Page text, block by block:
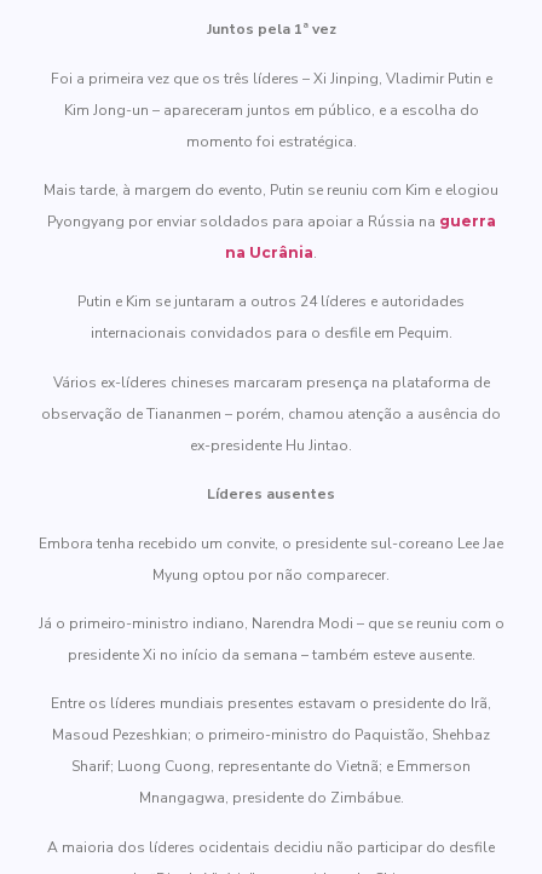
Juntos pela 1ª vez
Foi a primeira vez que os três líderes – Xi Jinping, Vladimir Putin e
Kim Jong-un – apareceram juntos em público, e a escolha do
momento foi estratégica.
Mais tarde, à margem do evento, Putin se reuniu com Kim e elogiou
Pyongyang por enviar soldados para apoiar a Rússia na guerra
na Ucrânia.
Putin e Kim se juntaram a outros 24 líderes e autoridades
internacionais convidados para o desfile em Pequim.
Vários ex-líderes chineses marcaram presença na plataforma de
observação de Tiananmen – porém, chamou atenção a ausência do
ex-presidente Hu Jintao.
Líderes ausentes
Embora tenha recebido um convite, o presidente sul-coreano Lee Jae
Myung optou por não comparecer.
Já o primeiro-ministro indiano, Narendra Modi – que se reuniu com o
presidente Xi no início da semana – também esteve ausente.
Entre os líderes mundiais presentes estavam o presidente do Irã,
Masoud Pezeshkian; o primeiro-ministro do Paquistão, Shehbaz
Sharif; Luong Cuong, representante do Vietnã; e Emmerson
Mnangagwa, presidente do Zimbábue.
A maioria dos líderes ocidentais decidiu não participar do desfile